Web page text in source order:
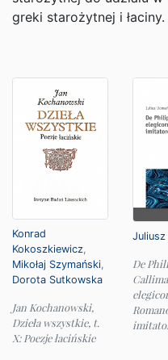
Konrad
Kokoszkiewicz,
Mikołaj Szymański,
Dorota Sutkowska
Jan Kochanowski,
Dzieła wszystkie, t.
X: Poezje łacińskie
De
greki starożytnej i łaciny.